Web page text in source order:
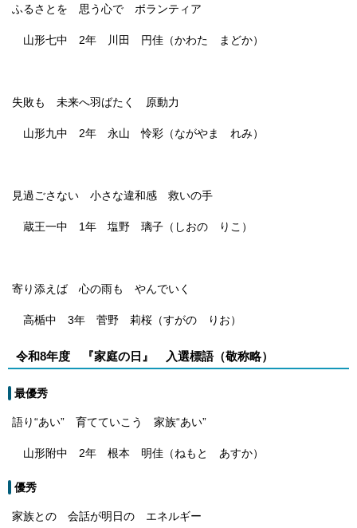
ふるさとを 思う心で ボランティア
山形七中 2年 川田 円佳（かわた まどか）
失敗も 未来へ羽ばたく 原動力
山形九中 2年 永山 怜彩（ながやま れみ）
見過ごさない 小さな違和感 救いの手
蔵王一中 1年 塩野 璃子（しおの りこ）
寄り添えば 心の雨も やんでいく
高楯中 3年 菅野 莉桜（すがの りお）
令和8年度 『家庭の日』 入選標語（敬称略）
最優秀
語り“あい” 育てていこう 家族“あい”
山形附中 2年 根本 明佳（ねもと あすか）
優秀
家族との 会話が明日の エネルギー